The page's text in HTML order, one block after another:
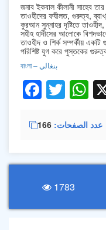
জনাব ইকবাল কীলানী সাহেব
তাওহীদের ফযীলত, গুরুত্ব,
কুরআন সুন্নাহর দৃষ্টিতে
সহীহ হাদীসের আলোকে
তাওহীদ ও শির্ক সম্পর্কীয় একটি
পরিশিষ্ট যুগ করে পুস্তকের
বাংলা – بنغالي
عدد الصفحات 166
1783